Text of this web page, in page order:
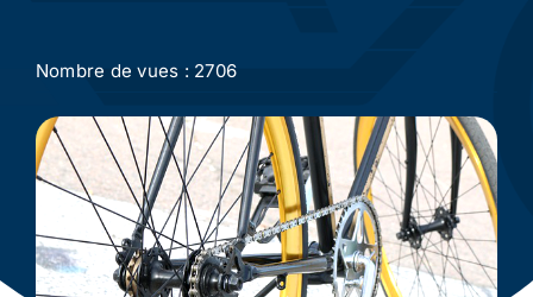
Actualité
Ecologie
Nombre de vues : 2706